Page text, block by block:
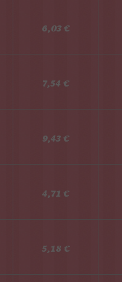
6,03 €
7,54 €
9,43 €
4,71 €
5,18 €